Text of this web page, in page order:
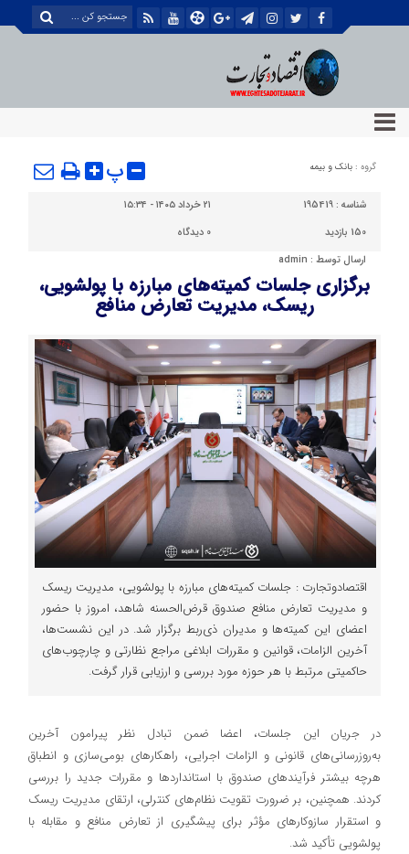
گروه : بانک و بیمه پ
شناسه : 195419
۲۱ خرداد ۱۴۰۵ - ۱۵:۳۴
150 بازدید
0 دیدگاه
ارسال توسط : admin
برگزاری جلسات کمیته‌های مبارزه با پولشویی،
ریسک، مدیریت تعارض منافع
اقتصادوتجارت : جلسات کمیته‌های مبارزه با پولشویی، مدیریت ریسک
و مدیریت تعارض منافع صندوق قرض‌الحسنه شاهد، امروز با حضور
اعضای این کمیته‌ها و مدیران ذی‌ربط برگزار شد. در این نشست‌ها،
آخرین الزامات، قوانین و مقررات ابلاغی مراجع نظارتی و چارچوب‌های
حاکمیتی مرتبط با هر حوزه مورد بررسی و ارزیابی قرار گرفت.
در جریان این جلسات، اعضا ضمن تبادل نظر پیرامون آخرین
به‌روزرسانی‌های قانونی و الزامات اجرایی، راهکارهای بومی‌سازی و انطباق
هرچه بیشتر فرآیندهای صندوق با استانداردها و مقررات جدید را بررسی
کردند. همچنین، بر ضرورت تقویت نظام‌های کنترلی، ارتقای مدیریت ریسک
و استقرار سازوکارهای مؤثر برای پیشگیری از تعارض منافع و مقابله با
پولشویی تأکید شد.